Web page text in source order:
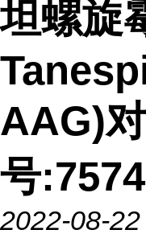
坦螺旋
AAG)
号
2022-08-22